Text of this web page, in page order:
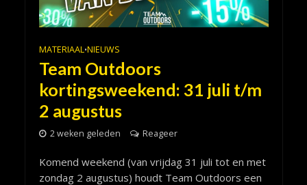
MATERIAAL•NIEUWS
Team Outdoors
kortingsweekend: 31 juli t/m
2 augustus
2 weken geleden Reageer
Komend weekend (van vrijdag 31 juli tot en met
zondag 2 augustus) houdt Team Outdoors een